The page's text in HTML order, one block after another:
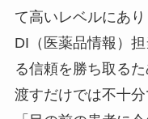
て高いレベルにあ
DI（医薬品情報）
る信頼を勝ち取る
渡すだけでは不十